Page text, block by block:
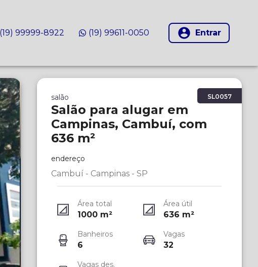
(19) 99999-8922 (19) 99611-0050 Entrar
SL0057
salão
Salão para alugar em
Campinas, Cambuí, com
636 m²
endereço
Cambuí - Campinas - SP
Área total
1000m²
Área útil
636 m²
Banheiros
6
Vagas
32
Vagas des.